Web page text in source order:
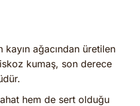
ağacından üretilen
kumaş, son derece
hem de sert olduğu